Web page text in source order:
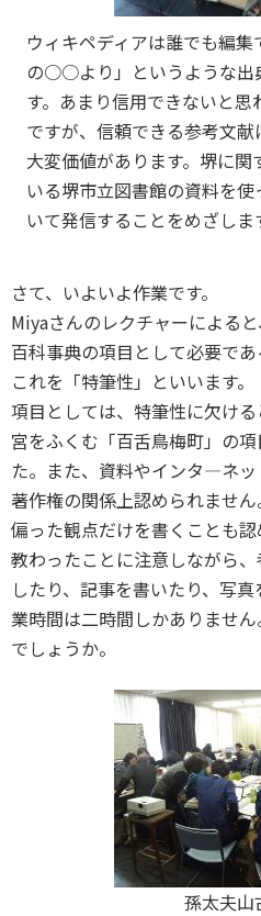
ウィキペディアは誰でも編
の○○より」というような出
す。あまり信用できないと
ですが、信頼できる参考文
大変価値があります。堺に
いる堺市立図書館の資料を
いて発信することをめざしま
さて、いよいよ作業です。
Miyaさんのレクチャーによる
百科事典の項目として必要であ
これを「特筆性」といいます
項目としては、特筆性に欠け
宮をふくむ「百舌鳥梅町」の
た。また、資料やインタ―ネ
著作権の関係上認められません
偏った観点だけを書くことも認
教わったことに注意しながら
したり、記事を書いたり、写
業時間は二時間しかありませ
でしょうか。
孫太夫山